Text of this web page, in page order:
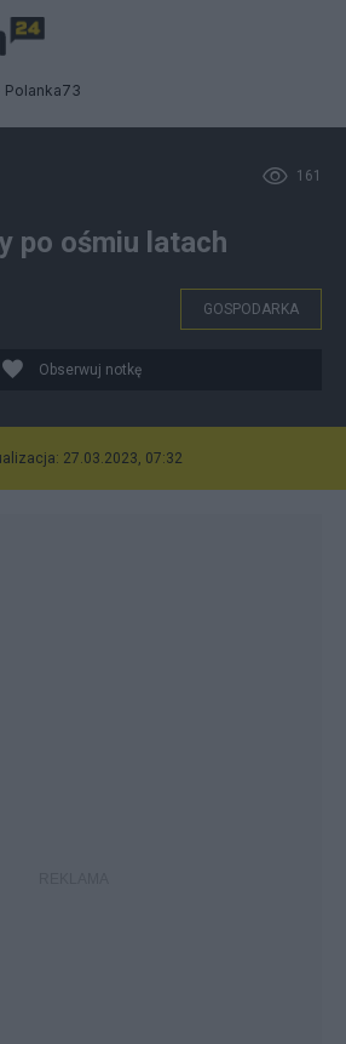
Polanka73
161
po ośmiu latach
GOSPODARKA
Obserwuj notkę
27.03.2023, 07:32